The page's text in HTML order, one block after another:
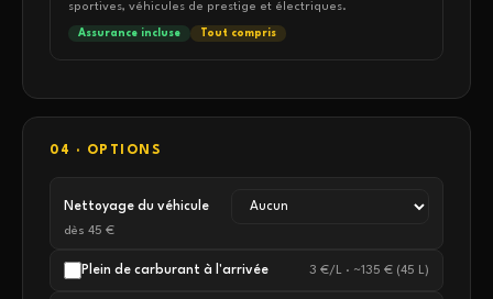
sportives, véhicules de prestige et électriques.
Assurance incluse Tout compris
04 · OPTIONS
Nettoyage du véhicule
dès 45 €
Plein de carburant à l'arrivée 3 €/L · ~135 € (45 L)